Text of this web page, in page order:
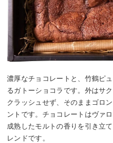
濃厚なチョコレートと、竹鶴ピ
るガトーショコラです。外はサ
クラッシュせず、そのままゴロ
ントです。チョコレートはヴァ
成熟したモルトの香りを引き立
レンドです。